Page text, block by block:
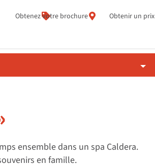
Obtenez votre brochure Obtenir un prix
ensemble dans un spa Caldera.
en famille.